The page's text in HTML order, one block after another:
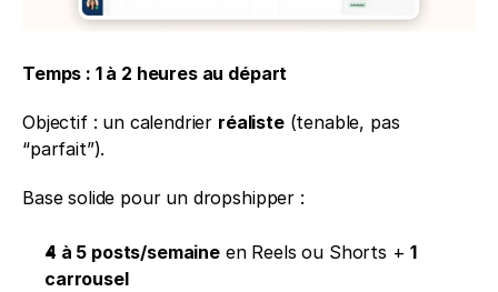
Temps : 1 à 2 heures au départ
Objectif : un calendrier réaliste (tenable, pas
“parfait”).
Base solide pour un dropshipper :
4 à 5 posts/semaine en Reels ou Shorts + 1
carrousel